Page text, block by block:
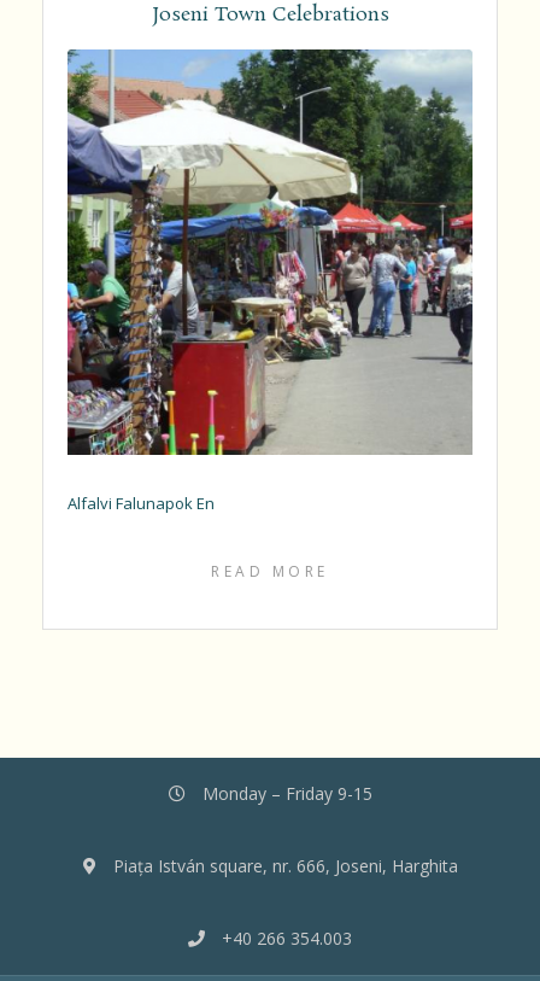
Joseni Town Celebrations
Alfalvi Falunapok En
READ MORE
Monday – Friday 9-15
Piața István square, nr. 666, Joseni, Harghita
+40 266 354.003